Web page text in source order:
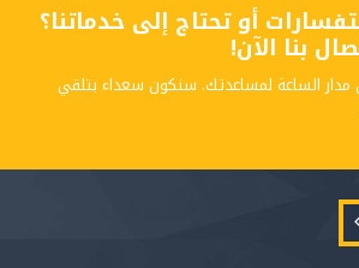
أو تحتاج إلى خدماتنا؟
بنا الآن!
مدار الساعة لمساعدتك. سنكون سعداء بتلقي